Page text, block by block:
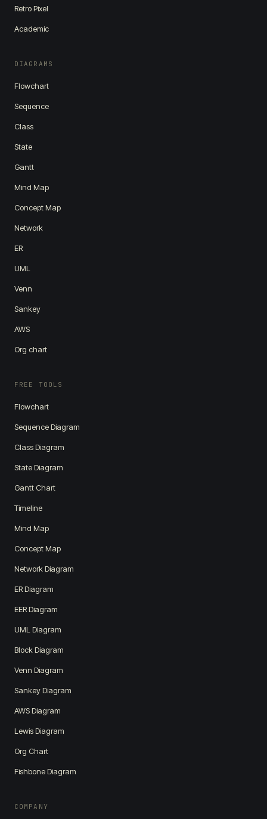
Retro Pixel
Academic
DIAGRAMS
Flowchart
Sequence
Class
State
Gantt
Mind Map
Concept Map
Network
ER
UML
Venn
Sankey
AWS
Org chart
FREE TOOLS
Flowchart
Sequence Diagram
Class Diagram
State Diagram
Gantt Chart
Timeline
Mind Map
Concept Map
Network Diagram
ER Diagram
EER Diagram
UML Diagram
Block Diagram
Venn Diagram
Sankey Diagram
AWS Diagram
Lewis Diagram
Org Chart
Fishbone Diagram
COMPANY